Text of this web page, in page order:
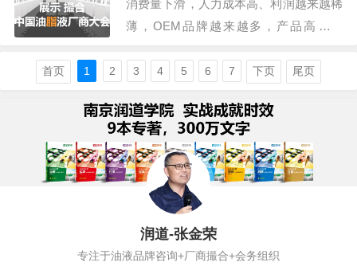
消费量下滑，人力成本高、利润越来越稀
薄，OEM品牌越来越多，产品高同质
但诡异的是，润滑油品牌和企业数量，反
油企业16万，润滑脂企业5.6万，切削液1
万，导热油1万…市面上润滑油品牌数量8
万家…
首页 1 2 3 4 5 6 7 下页 尾页
润道-张金荣
专注于油液品牌咨询+厂商撮合+会务组织